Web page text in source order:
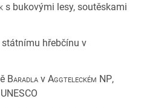
s bukovými lesy, soutěskami
státnímu hřebčínu v
Baradla v Aggteleckém NP,